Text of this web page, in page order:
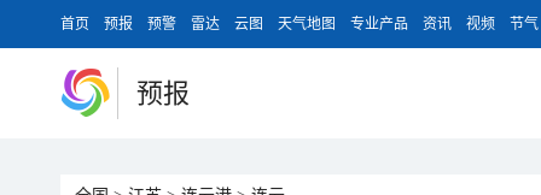
首页 预报 预警 雷达 云图 天气地图 专业产品 资讯 视频 节气
预报